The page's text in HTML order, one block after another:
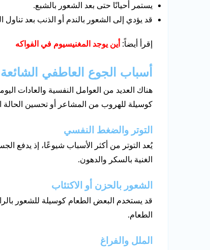
يستمر أحيانًا حتى بعد الشعور بالشبع.
قد يؤدي إلى الشعور بالندم أو الذنب بعد تناول
إقرأ أيضاً: أين يوجد المغنيسيوم في الفواكه
أسباب الجوع العاطفي الشائعة
هناك العديد من العوامل النفسية والعادات
كوسيلة للهروب من المشاعر أو تحسين
التوتر والضغط النفسي
يُعد التوتر من أكثر الأسباب شيوعًا، إذ يدفع
الغنية بالسكر والدهون.
الشعور بالحزن أو الاكتئاب
قد يستخدم البعض الطعام كوسيلة للشعور
الطعام.
الملل والفراغ